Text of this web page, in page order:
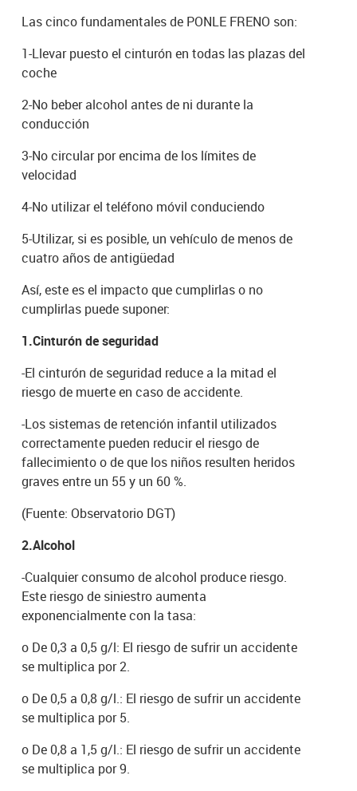
Las cinco fundamentales de PONLE FRENO son:
1-Llevar puesto el cinturón en todas las plazas del
coche
2-No beber alcohol antes de ni durante la
conducción
3-No circular por encima de los límites de
velocidad
4-No utilizar el teléfono móvil conduciendo
5-Utilizar, si es posible, un vehículo de menos de
cuatro años de antigüedad
Así, este es el impacto que cumplirlas o no
cumplirlas puede suponer:
1.Cinturón de seguridad
-El cinturón de seguridad reduce a la mitad el
riesgo de muerte en caso de accidente.
-Los sistemas de retención infantil utilizados
correctamente pueden reducir el riesgo de
fallecimiento o de que los niños resulten heridos
graves entre un 55 y un 60 %.
(Fuente: Observatorio DGT)
2.Alcohol
-Cualquier consumo de alcohol produce riesgo.
Este riesgo de siniestro aumenta
exponencialmente con la tasa:
o De 0,3 a 0,5 g/l: El riesgo de sufrir un accidente
se multiplica por 2.
o De 0,5 a 0,8 g/l.: El riesgo de sufrir un accidente
se multiplica por 5.
o De 0,8 a 1,5 g/l.: El riesgo de sufrir un accidente
se multiplica por 9.